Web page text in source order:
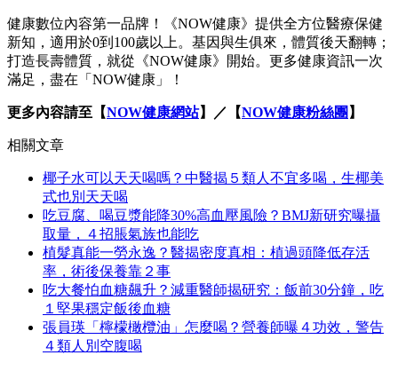
健康數位內容第一品牌！《NOW健康》提供全方位醫療保健
新知，適用於0到100歲以上。基因與生俱來，體質後天翻轉；
打造長壽體質，就從《NOW健康》開始。更多健康資訊一次
滿足，盡在「NOW健康」！
更多內容請至【NOW健康網站】／【NOW健康粉絲團 】
相關文章
椰子水可以天天喝嗎？中醫揭５類人不宜多喝，生椰美
式也別天天喝
吃豆腐、喝豆漿能降30%高血壓風險？BMJ新研究曝攝
取量，４招脹氣族也能吃
植髮真能一勞永逸？醫揭密度真相：植過頭降低存活
率，術後保養靠２事
吃大餐怕血糖飆升？減重醫師揭研究：飯前30分鐘，吃
１堅果穩定飯後血糖
張員瑛「檸檬橄欖油」怎麼喝？營養師曝４功效，警告
４類人別空腹喝